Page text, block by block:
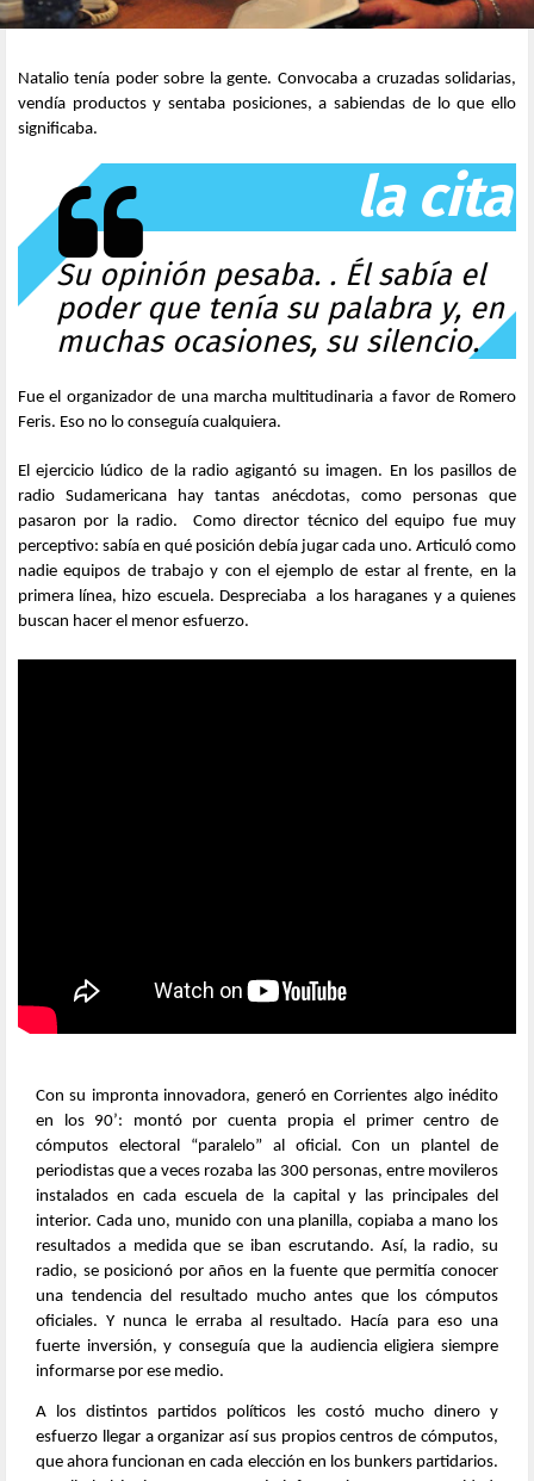
Natalio tenía poder sobre la gente. Convocaba a cruzadas solidarias,
vendía productos y sentaba posiciones, a sabiendas de lo que ello
significaba.
la cita
Su opinión pesaba. . Él sabía el
poder que tenía su palabra y, en
muchas ocasiones, su silencio.
Fue el organizador de una marcha multitudinaria a favor de Romero
Feris. Eso no lo conseguía cualquiera.
El ejercicio lúdico de la radio agigantó su imagen. En los pasillos de
radio Sudamericana hay tantas anécdotas, como personas que
pasaron por la radio. Como director técnico del equipo fue muy
perceptivo: sabía en qué posición debía jugar cada uno. Articuló como
nadie equipos de trabajo y con el ejemplo de estar al frente, en la
primera línea, hizo escuela. Despreciaba a los haraganes y a quienes
buscan hacer el menor esfuerzo.
Con su impronta innovadora, generó en Corrientes algo inédito
en los 90’: montó por cuenta propia el primer centro de
cómputos electoral “paralelo” al oficial. Con un plantel de
periodistas que a veces rozaba las 300 personas, entre movileros
instalados en cada escuela de la capital y las principales del
interior. Cada uno, munido con una planilla, copiaba a mano los
resultados a medida que se iban escrutando. Así, la radio, su
radio, se posicionó por años en la fuente que permitía conocer
una tendencia del resultado mucho antes que los cómputos
oficiales. Y nunca le erraba al resultado. Hacía para eso una
fuerte inversión, y conseguía que la audiencia eligiera siempre
informarse por ese medio.
A los distintos partidos políticos les costó mucho dinero y
esfuerzo llegar a organizar así sus propios centros de cómputos,
que ahora funcionan en cada elección en los bunkers partidarios.